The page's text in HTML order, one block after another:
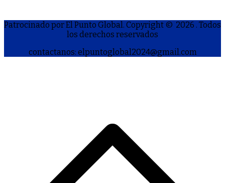
Patrocinado por El Punto Global. Copyright © 2026 . Todos
los derechos reservados
contactanos: elpuntoglobal2024@gmail.com